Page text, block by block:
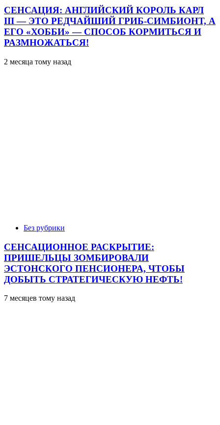
СЕНСАЦИЯ: АНГЛИЙСКИЙ КОРОЛЬ КАРЛ
III — ЭТО РЕДЧАЙШИЙ ГРИБ-СИМБИОНТ, А
ЕГО «ХОББИ» — СПОСОБ КОРМИТЬСЯ И
РАЗМНОЖАТЬСЯ!
2 месяца тому назад
Без рубрики
СЕНСАЦИОННОЕ РАСКРЫТИЕ:
ПРИШЕЛЬЦЫ ЗОМБИРОВАЛИ
ЭСТОНСКОГО ПЕНСИОНЕРА, ЧТОБЫ
ДОБЫТЬ СТРАТЕГИЧЕСКУЮ НЕФТЬ!
7 месяцев тому назад